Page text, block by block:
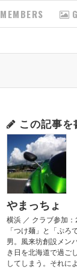
MEMBERS
この記事を
やまっちょ
横浜 ／ クラブ参加
「つけ麺」と「ぷろ
男。風来坊創設メン
き日を北海道で過ご
してしまう。それに